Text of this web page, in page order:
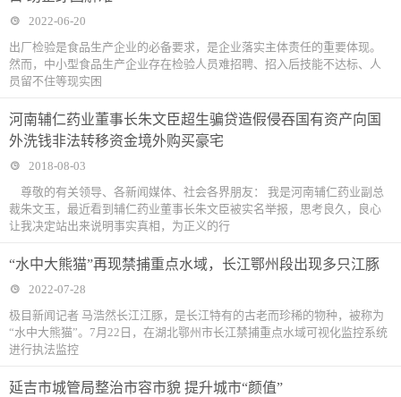
2022-06-20
出厂检验是食品生产企业的必备要求，是企业落实主体责任的重要体现。
然而，中小型食品生产企业存在检验人员难招聘、招入后技能不达标、人
员留不住等现实困
河南辅仁药业董事长朱文臣超生骗贷造假侵吞国有资产向国
外洗钱非法转移资金境外购买豪宅
2018-08-03
尊敬的有关领导、各新闻媒体、社会各界朋友： 我是河南辅仁药业副总
裁朱文玉，最近看到辅仁药业董事长朱文臣被实名举报，思考良久，良心
让我决定站出来说明事实真相，为正义的行
“水中大熊猫”再现禁捕重点水域，长江鄂州段出现多只江豚
2022-07-28
极目新闻记者 马浩然长江江豚，是长江特有的古老而珍稀的物种，被称为
“水中大熊猫”。7月22日，在湖北鄂州市长江禁捕重点水域可视化监控系统
进行执法监控
延吉市城管局整治市容市貌 提升城市“颜值”